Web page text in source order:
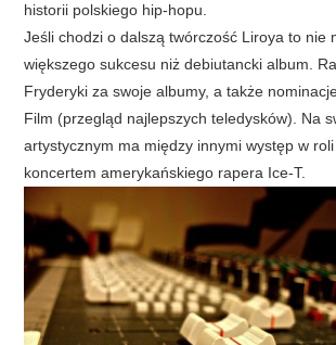
historii polskiego hip-hopu.
Jeśli chodzi o dalszą twórczość Liroya to nie
większego sukcesu niż debiutancki album.
Fryderyki za swoje albumy, a także
Film (przegląd najlepszych teledysków). Na
artystycznym ma między innymi występ w
koncertem amerykańskiego rapera Ice-T.